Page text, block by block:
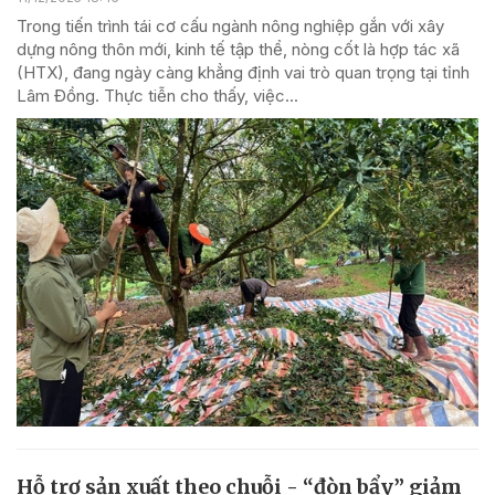
Trong tiến trình tái cơ cấu ngành nông nghiệp gắn với xây
dựng nông thôn mới, kinh tế tập thể, nòng cốt là hợp tác xã
(HTX), đang ngày càng khẳng định vai trò quan trọng tại tỉnh
Lâm Đồng. Thực tiễn cho thấy, việc...
Hỗ trợ sản xuất theo chuỗi - “đòn bẩy” giảm